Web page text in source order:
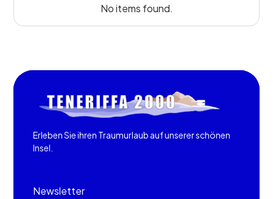
No items found.
Erleben Sie ihren Traumurlaub auf unserer schönen
Insel.
Newsletter